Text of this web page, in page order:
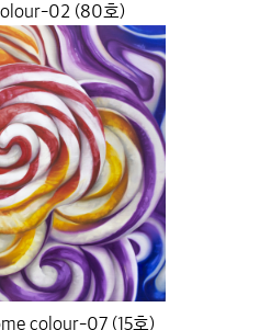
02 (80호)
colour-07 (15호)